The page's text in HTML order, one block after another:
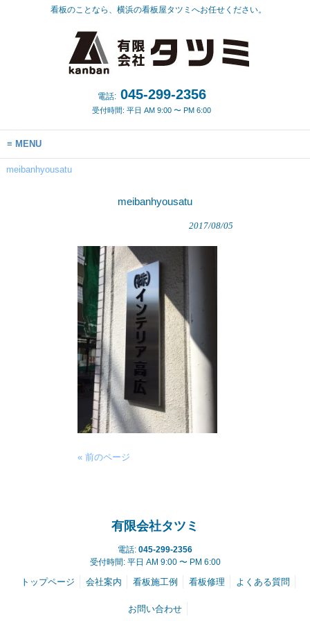
看板のことなら、横浜の看板屋タツミへお任せください。
電話:045-299-2356
受付時間: 平日 AM 9:00 〜 PM 6:00
MENU
meibanhyousatu
meibanhyousatu
2017/08/05
« 前のページ
有限会社タツミ
電話: 045-299-2356
受付時間: 平日 AM 9:00 〜 PM 6:00
トップページ 会社案内 看板施工例 看板修理 よくある質問
お問い合わせ